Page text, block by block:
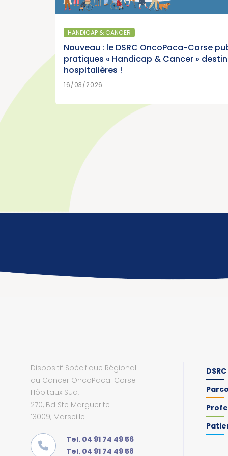
HANDICAP & CANCER
Nouveau : le DSRC OncoPaca-Corse
pratiques « Handicap & Cancer »
hospitalières !
16/03/2026
: « Les
SAVOIR PLUS
Parution du
Dispositif Spécifique Régional
du Cancer OncoPaca-Corse
Hôpitaux Sud,
270, Bd Ste Marguerite
13009, Marseille
Tel. 04 91 74 49 56
Tel. 04 91 74 49 58
DSRC